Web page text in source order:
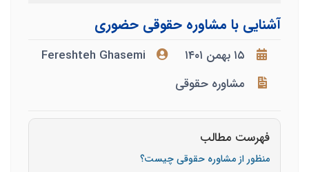
آشنایی با مشاوره حقوقی حضوری
۱۵ بهمن ۱۴۰۱
Fereshteh Ghasemi
مشاوره حقوقی
فهرست مطالب
منظور از مشاوره حقوقی چیست؟